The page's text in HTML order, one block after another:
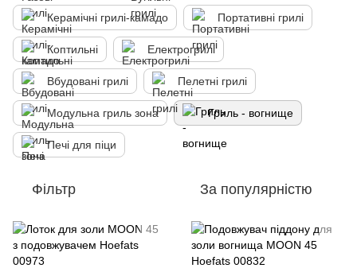
Керамічні грилі-камадо Портативні грилі
Коптильні Електрогрилі
Вбудовані грилі Пелетні грилі
Модульна гриль зона Гриль - вогнище
Печі для піци
Фільтр За популярністю